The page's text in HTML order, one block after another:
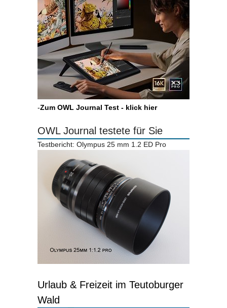
-Zum OWL Journal Test - klick hier
OWL Journal testete für Sie
Testbericht: Olympus 25 mm 1.2 ED Pro
Urlaub & Freizeit im Teutoburger
Wald